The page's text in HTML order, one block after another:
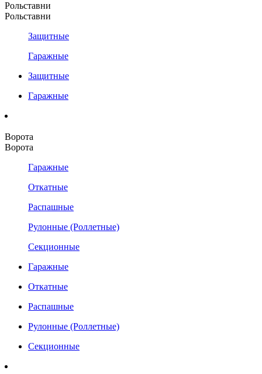
Рольставни
Рольставни
Защитные
Гаражные
Защитные
Гаражные
Ворота
Ворота
Гаражные
Откатные
Распашные
Рулонные (Роллетные)
Секционные
Гаражные
Откатные
Распашные
Рулонные (Роллетные)
Секционные